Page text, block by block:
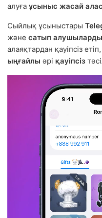
алуға ұсыныс жасай
Сыйлық ұсыныстары
және сатып алушыларды
алаяқтардан қауіпсіз
ыңғайлы әрі қауіпсіз